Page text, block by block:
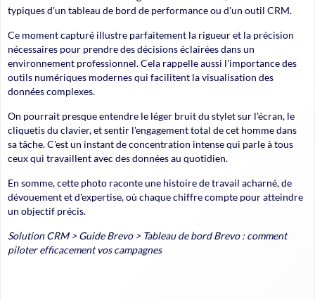
typiques d'un tableau de bord de performance ou d'un outil CRM.
Ce moment capturé illustre parfaitement la rigueur et la précision
nécessaires pour prendre des décisions éclairées dans un
environnement professionnel. Cela rappelle aussi l'importance des
outils numériques modernes qui facilitent la visualisation des
données complexes.
On pourrait presque entendre le léger bruit du stylet sur l'écran, le
cliquetis du clavier, et sentir l'engagement total de cet homme dans
sa tâche. C'est un instant de concentration intense qui parle à tous
ceux qui travaillent avec des données au quotidien.
En somme, cette photo raconte une histoire de travail acharné, de
dévouement et d'expertise, où chaque chiffre compte pour atteindre
un objectif précis.
Solution CRM >Guide Brevo > Tableau de bord Brevo : comment
piloter efficacement vos campagnes